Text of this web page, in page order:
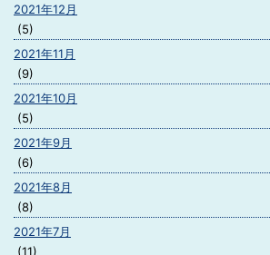
2021年12月
(5)
2021年11月
(9)
2021年10月
(5)
2021年9月
(6)
2021年8月
(8)
2021年7月
(11)